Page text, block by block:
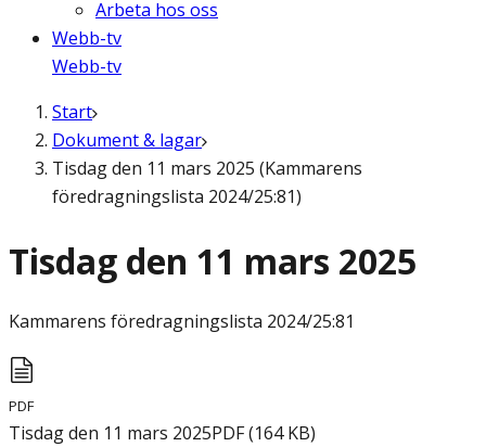
Arbeta hos oss
Webb-tv
Webb-tv
Start
Dokument & lagar
Tisdag den 11 mars 2025 (Kammarens
föredragningslista 2024/25:81)
Tisdag den 11 mars 2025
Kammarens föredragningslista 2024/25:81
PDF
Tisdag den 11 mars 2025PDF(164 KB)